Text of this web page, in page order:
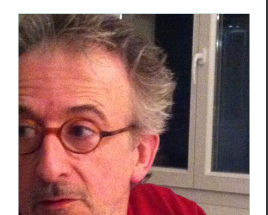
Éric Pistouley, PÉPINS DE PASTÈQUE
(extraits)
Eric Pistouley Poèmes